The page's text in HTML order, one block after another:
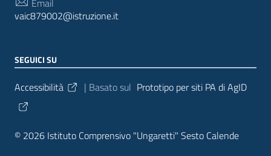
Email
vaic879002@istruzione.it
SEGUICI SU
Sezione Link Utili
Accessibilità | Basato sul Prototipo per siti PA di AgID
© 2026 Istituto Comprensivo "Ungaretti" Sesto Calende